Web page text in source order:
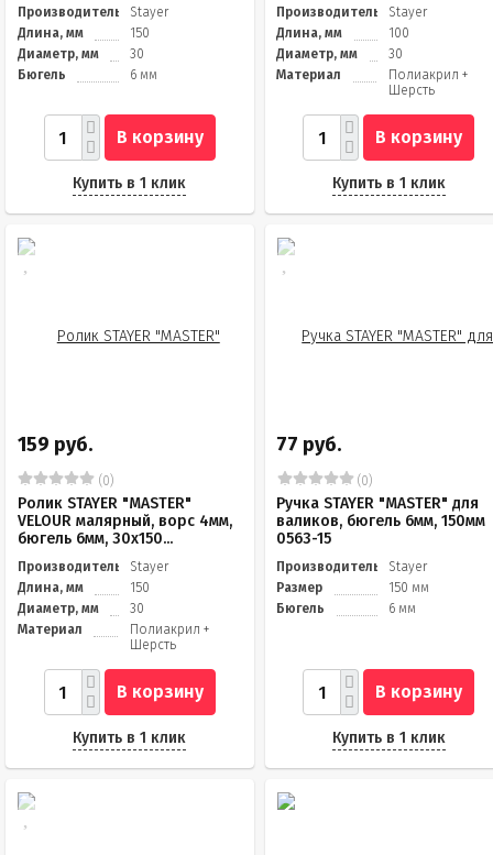
Производитель
Stayer
Длина, мм
150
Диаметр, мм
30
Бюгель
6 мм
В корзину
Купить в 1 клик
Производитель
Stayer
Длина, мм
100
Диаметр, мм
30
Материал
Полиакрил +
Шерсть
В корзину
Купить в 1 клик
159 руб.
(0)
Ролик STAYER "MASTER"
VELOUR малярный, ворс 4мм,
бюгель 6мм, 30х150...
Производитель
Stayer
Длина, мм
150
Диаметр, мм
30
Материал
Полиакрил +
Шерсть
В корзину
Купить в 1 клик
77 руб.
(0)
Ручка STAYER "MASTER" для
валиков, бюгель 6мм, 150мм
0563-15
Производитель
Stayer
Размер
150 мм
Бюгель
6 мм
В корзину
Купить в 1 клик